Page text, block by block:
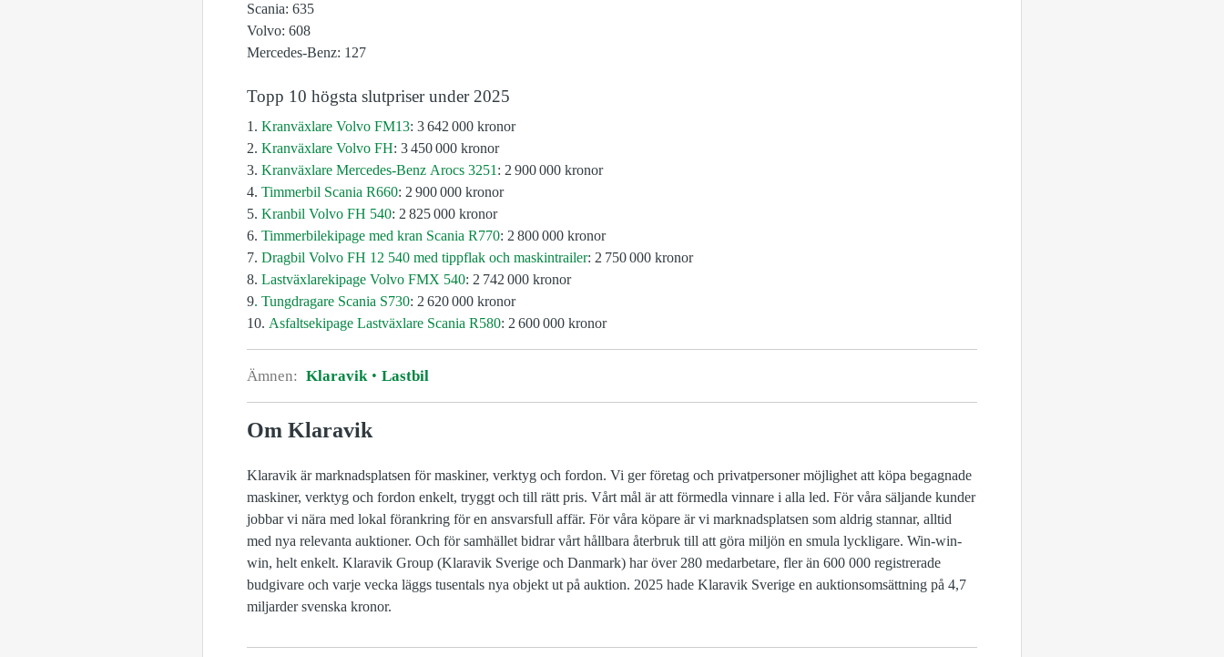
Scania: 635
Volvo: 608
Mercedes-Benz: 127
Topp 10 högsta slutpriser under 2025
1. Kranväxlare Volvo FM13: 3 642 000 kronor
2. Kranväxlare Volvo FH: 3 450 000 kronor
3. Kranväxlare Mercedes-Benz Arocs 3251 : 2 900 000 kronor
4. Timmerbil Scania R660: 2 900 000 kronor
5. Kranbil Volvo FH 540: 2 825 000 kronor
6. Timmerbilekipage med kran Scania R770: 2 800 000 kronor
7. Dragbil Volvo FH 12 540 med tippflak och maskintrailer: 2 750 000 kronor
8. Lastväxlarekipage Volvo FMX 540: 2 742 000 kronor
9. Tungdragare Scania S730: 2 620 000 kronor
10. Asfaltsekipage Lastväxlare Scania R580: 2 600 000 kronor
Ämnen: Klaravik Lastbil
Om Klaravik
Klaravik är marknadsplatsen för maskiner, verktyg och fordon. Vi ger företag och privatpersoner möjlighet att köpa begagnade
maskiner, verktyg och fordon enkelt, tryggt och till rätt pris. Vårt mål är att förmedla vinnare i alla led. För våra säljande kunder
jobbar vi nära med lokal förankring för en ansvarsfull affär. För våra köpare är vi marknadsplatsen som aldrig stannar, alltid
med nya relevanta auktioner. Och för samhället bidrar vårt hållbara återbruk till att göra miljön en smula lyckligare. Win-win-
win, helt enkelt. Klaravik Group (Klaravik Sverige och Danmark) har över 280 medarbetare, fler än 600 000 registrerade
budgivare och varje vecka läggs tusentals nya objekt ut på auktion. 2025 hade Klaravik Sverige en auktionsomsättning på 4,7
miljarder svenska kronor.